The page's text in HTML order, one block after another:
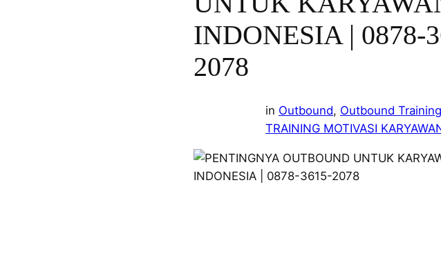
INDONESIA | 0878-
2078
in Outbound, Outbound Training
TRAINING MOTIVASI